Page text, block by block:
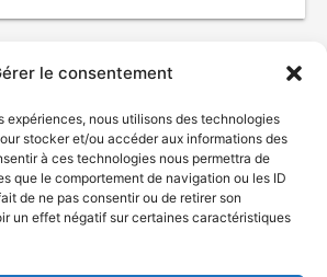
le consentement
expériences, nous utilisons des technologies
stocker et/ou accéder aux informations des
à ces technologies nous permettra de
que le comportement de navigation ou les ID
de ne pas consentir ou de retirer son
un effet négatif sur certaines caractéristiques